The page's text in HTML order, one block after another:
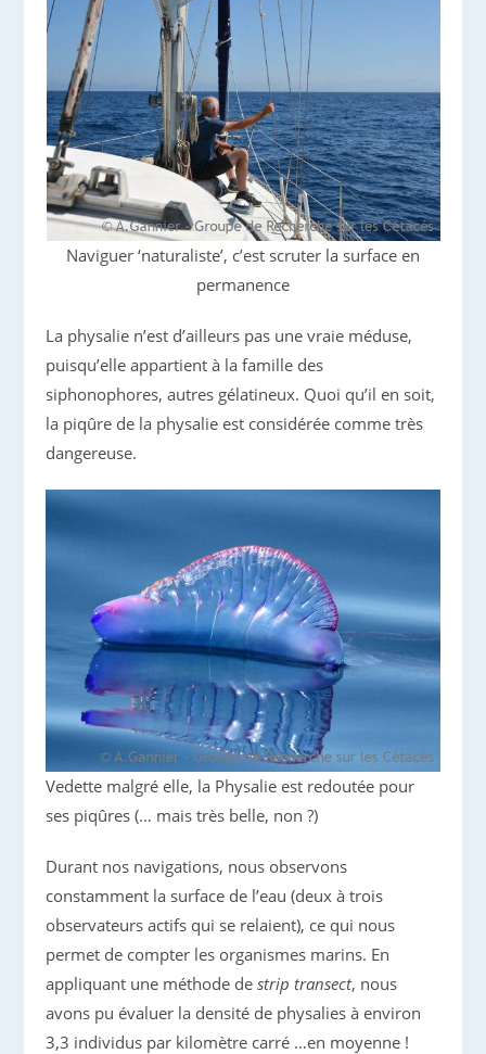
Naviguer ‘naturaliste’, c’est scruter la surface en
permanence
La physalie n’est d’ailleurs pas une vraie méduse,
puisqu’elle appartient à la famille des
siphonophores, autres gélatineux. Quoi qu’il en soit,
la piqûre de la physalie est considérée comme très
dangereuse.
Vedette malgré elle, la Physalie est redoutée pour
ses piqûres (… mais très belle, non ?)
Durant nos navigations, nous observons
constamment la surface de l’eau (deux à trois
observateurs actifs qui se relaient), ce qui nous
permet de compter les organismes marins. En
appliquant une méthode destrip transect, nous
avons pu évaluer la densité de physalies à environ
3,3 individus par kilomètre carré …en moyenne !